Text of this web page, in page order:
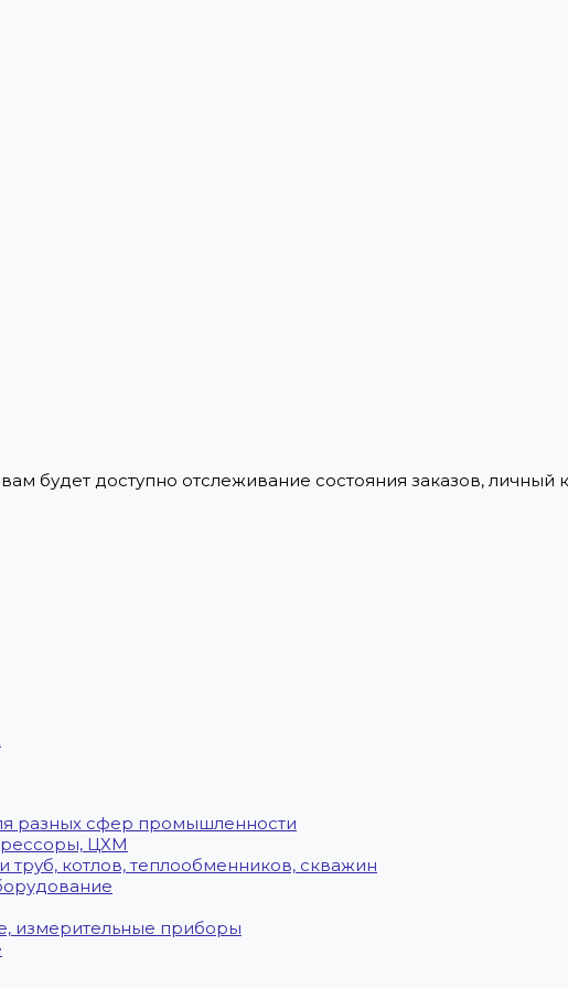
будет доступно отслеживание состояния заказов,
разных сфер промышленности
ЦХМ
котлов, теплообменников, скважин
измерительные приборы